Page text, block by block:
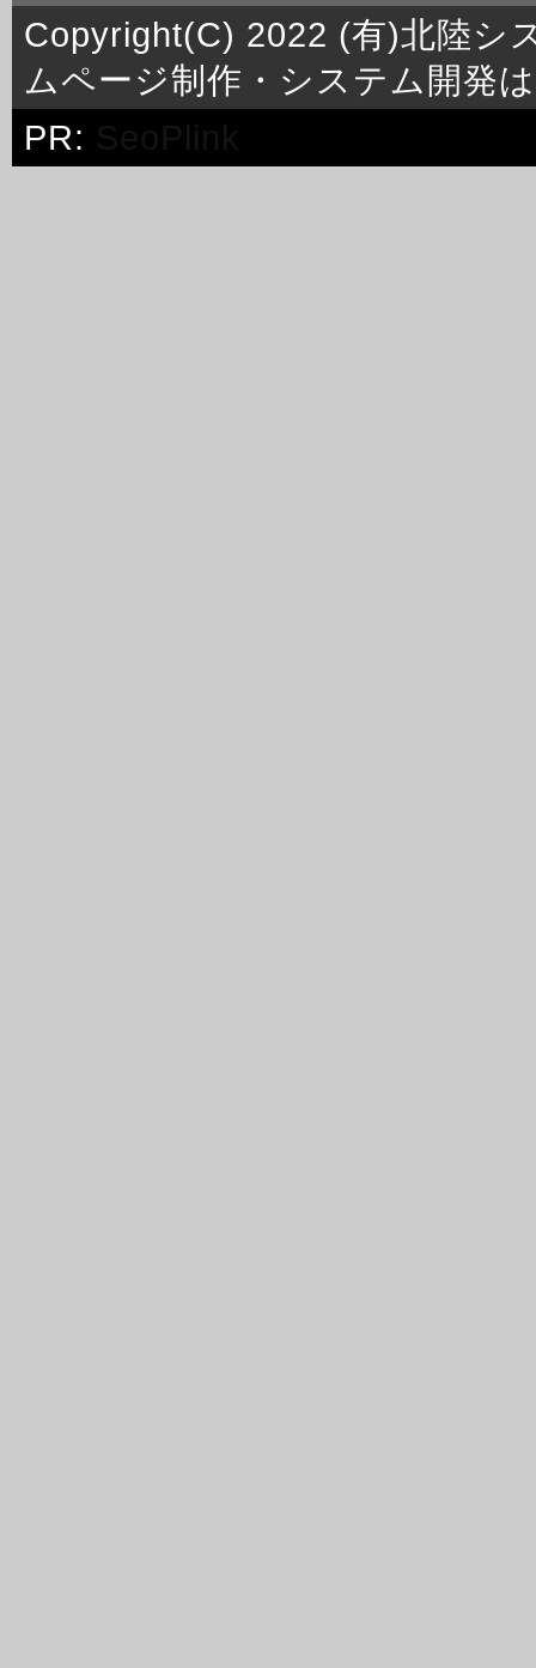
Copyright(C) 2022 (有)北陸シ
ムページ制作・システム開発
PR: